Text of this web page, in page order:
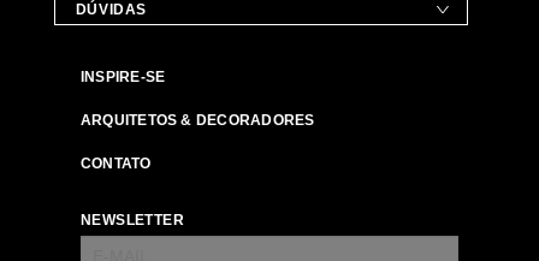
DÚVIDAS
INSPIRE-SE
ARQUITETOS & DECORADORES
CONTATO
NEWSLETTER